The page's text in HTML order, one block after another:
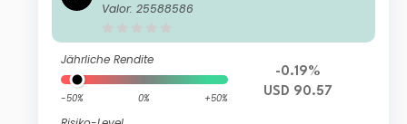
Valor: 25588586
Jährliche Rendite
-50% 0% +50%
-0.19%
USD 90.57